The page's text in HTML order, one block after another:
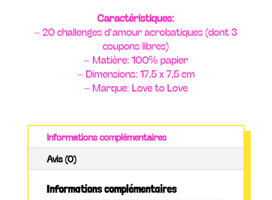
Caractéristiques:
– 20 challenges d’amour acrobatiques (dont 3
coupons libres)
– Matière: 100% papier
– Dimensions: 17,5 x 7,5 cm
– Marque: Love to Love
Informations complémentaires
Avis (0)
Informations complémentaires